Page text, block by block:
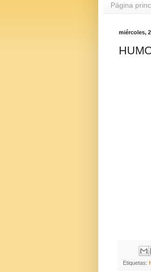
Página
miércoles,
Etiquetas: